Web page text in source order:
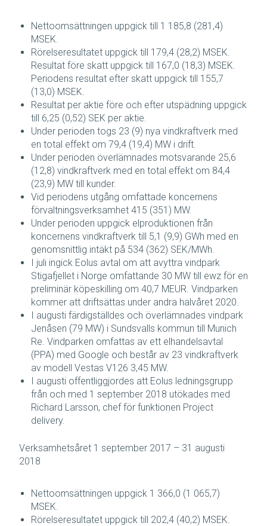
Nettoomsättningen uppgick till 1 185,8 (281,4)
MSEK.
Rörelseresultatet uppgick till 179,4 (28,2) MSEK.
Resultat före skatt uppgick till 167,0 (18,3) MSEK.
Periodens resultat efter skatt uppgick till 155,7
(13,0) MSEK.
Resultat per aktie före och efter utspädning uppgick
till 6,25 (0,52) SEK per aktie.
Under perioden togs 23 (9) nya vindkraftverk med
en total effekt om 79,4 (19,4) MW i drift.
Under perioden överlämnades motsvarande 25,6
(12,8) vindkraftverk med en total effekt om 84,4
(23,9) MW till kunder.
Vid periodens utgång omfattade koncernens
förvaltningsverksamhet 415 (351) MW.
Under perioden uppgick elproduktionen från
koncernens vindkraftverk till 5,1 (9,9) GWh med en
genomsnittlig intäkt på 534 (362) SEK/MWh.
I juli ingick Eolus avtal om att avyttra vindpark
Stigafjellet i Norge omfattande 30 MW till ewz för en
preliminär köpeskilling om 40,7 MEUR. Vindparken
kommer att driftsättas under andra halvåret 2020.
I augusti färdigställdes och överlämnades vindpark
Jenåsen (79 MW) i Sundsvalls kommun till Munich
Re. Vindparken omfattas av ett elhandelsavtal
(PPA) med Google och består av 23 vindkraftverk
av modell Vestas V126 3,45 MW.
I augusti offentliggjordes att Eolus ledningsgrupp
från och med 1 september 2018 utökades med
Richard Larsson, chef för funktionen Project
delivery.
Verksamhetsåret 1 september 2017 – 31 augusti
2018
Nettoomsättningen uppgick 1 366,0 (1 065,7)
MSEK.
Rörelseresultatet uppgick till 202,4 (40,2) MSEK.